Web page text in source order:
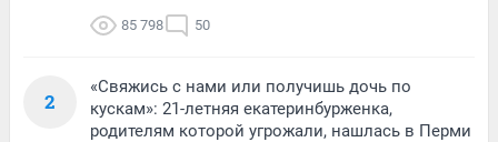
85 798 50
2
«Свяжись с нами или получишь дочь по
кускам»: 21-летняя екатеринбурженка,
родителям которой угрожали, нашлась в Перми